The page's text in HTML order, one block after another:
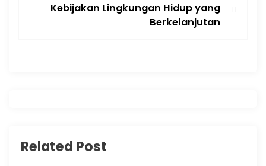
g
Kebijakan Lingkungan Hidup yang
Berkelanjutan
Related Post